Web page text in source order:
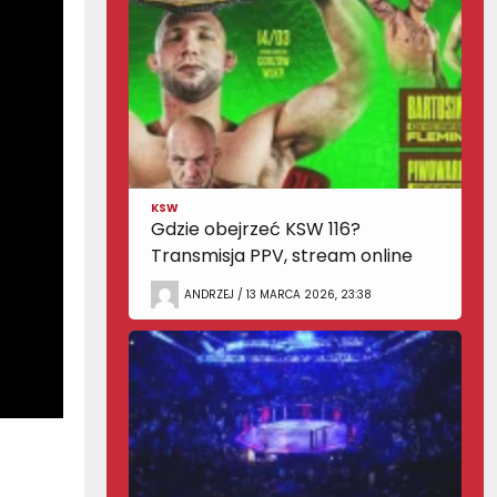
KSW
Gdzie obejrzeć KSW 116?
Transmisja PPV, stream online
ANDRZEJ / 13 MARCA 2026, 23:38